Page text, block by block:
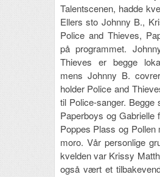
Talentscenen, hadde
Ellers sto Johnny B.,
Police and Thieves,
på programmet.
Thieves er begge
mens Johnny B.
holder Police and
til Police-sanger. Begge
Paperboys og Gabrielle
Poppes Plass og
moro. Vår personlige
kvelden var Krissy
også vært et